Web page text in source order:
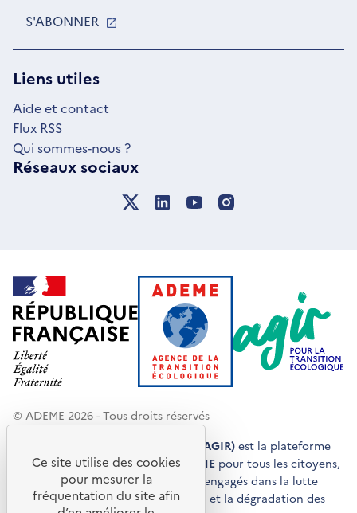
S'ABONNER
UNE
Liens utiles
Aide et contact
Flux RSS
Qui sommes-nous ?
Réseaux sociaux
© ADEME 2026 - Tous droits réservés
Agir pour la transition écologique (AGIR) est la plateforme
de conseils et de services de l'ADEME pour tous les citoyens,
acteurs économiques et territoires engagés dans la lutte
contre le réchauffement climatique et la dégradation des
Ce site utilise des cookies
pour mesurer la
fréquentation du site afin